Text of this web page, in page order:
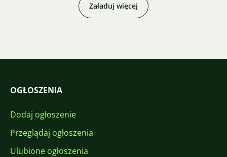
Załaduj więcej
OGŁOSZENIA
Dodaj ogłoszenie
Przeglądaj ogłoszenia
Ulubione ogłoszenia